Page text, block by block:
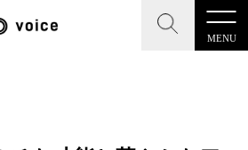
MENU
CLOSE
CLOSE
る”音楽特化メディア